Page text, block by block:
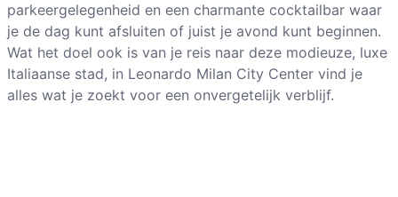
parkeergelegenheid en een charmante cocktailbar waar
je de dag kunt afsluiten of juist je avond kunt beginnen.
Wat het doel ook is van je reis naar deze modieuze, luxe
Italiaanse stad, in Leonardo Milan City Center vind je
alles wat je zoekt voor een onvergetelijk verblijf.